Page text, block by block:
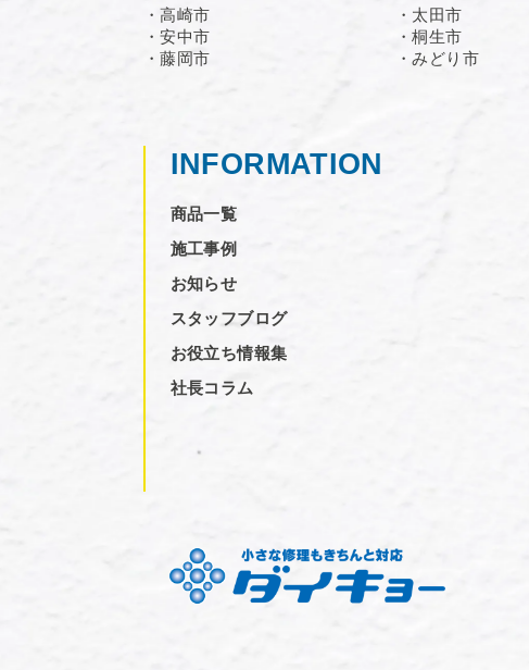
・高崎市
・安中市
・藤岡市
・太田市
・桐生市
・みどり市
INFORMATION
商品一覧
施工事例
お知らせ
スタッフブログ
お役立ち情報集
社長コラム